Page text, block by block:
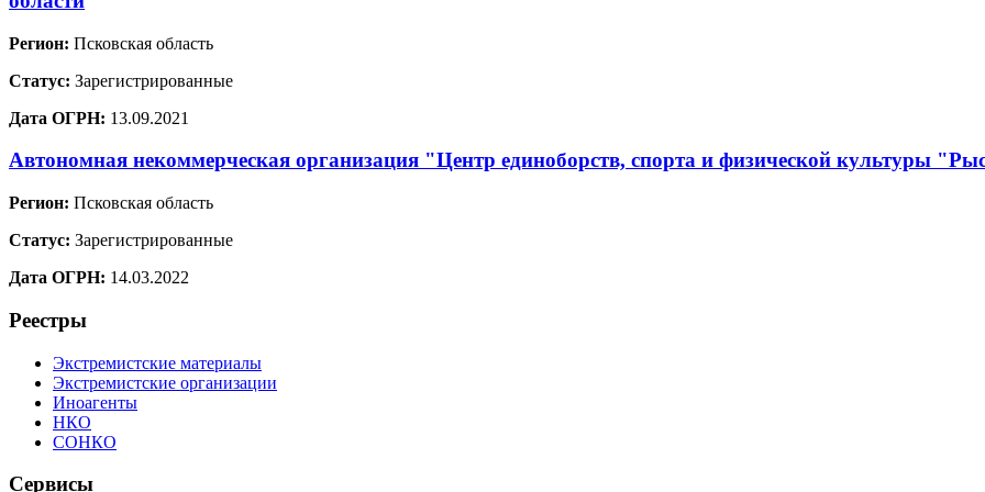
Регион: Псковская область
Статус: Зарегистрированные
Дата ОГРН: 13.09.2021
Автономная некоммерческая организация "Центр единоборств, спорта и физической культуры
Регион: Псковская область
Статус: Зарегистрированные
Дата ОГРН: 14.03.2022
Реестры
Экстремистские материалы
Экстремистские организации
Иноагенты
НКО
СОНКО
Сервисы